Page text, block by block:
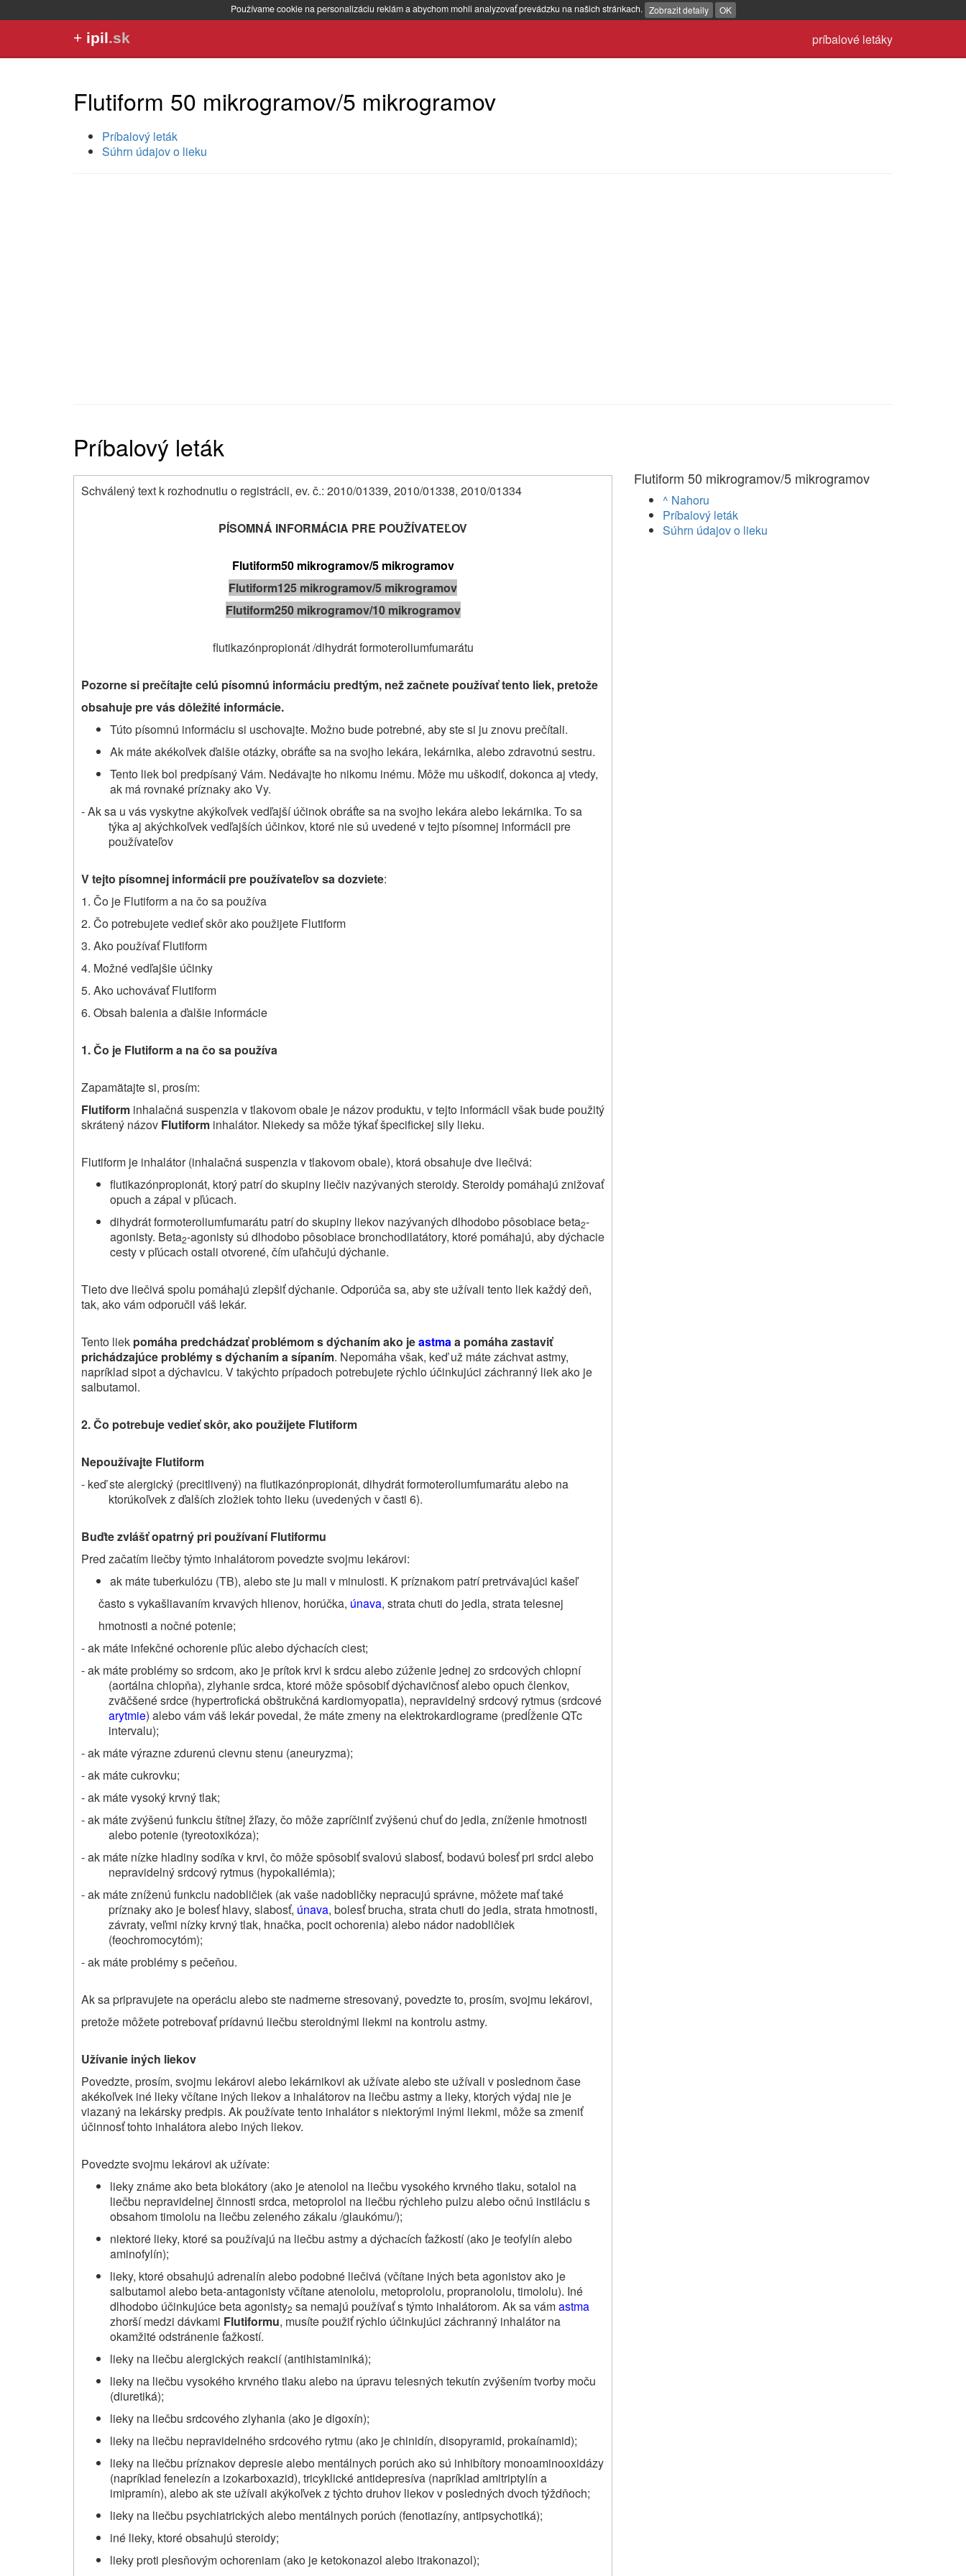
Používame cookie na personalizáciu reklám a abychom mohli analyzovať prevádzku na našich stránkach. Zobrazit detaily OK
príbalové letáky
+ ipil.sk
Flutiform 50 mikrogramov/5 mikrogramov
Príbalový leták
Súhrn údajov o lieku
Príbalový leták
Schválený text k rozhodnutiu o registrácii, ev. č.: 2010/01339, 2010/01338, 2010/01334
PÍSOMNÁ INFORMÁCIA PRE POUŽÍVATEĽOV
Flutiform50 mikrogramov/5 mikrogramov
Flutiform125 mikrogramov/5 mikrogramov
Flutiform250 mikrogramov/10 mikrogramov
flutikazónpropionát /dihydrát formoteroliumfumarátu
Pozorne si prečítajte celú písomnú informáciu predtým, než začnete používať tento liek, pretože
obsahuje pre vás dôležité informácie.
Túto písomnú informáciu si uschovajte. Možno bude potrebné, aby ste si ju znovu prečítali.
Ak máte akékoľvek ďalšie otázky, obráťte sa na svojho lekára, lekárnika, alebozdravotnú sestru.
Tento liek bol predpísaný Vám. Nedávajte ho nikomu inému. Môže mu uškodiť, dokonca aj vtedy,
ak má rovnaké príznaky ako Vy.
- Aksa u vás vyskytneakýkoľvek vedľajší účinokobráťte sa na svojho lekára alebo lekárnika. To sa
týka aj akýchkoľvek vedľajších účinkov, ktoré nie sú uvedené v tejto písomnej informácii pre
používateľov
V tejto písomnej informácii pre používateľov sa dozviete:
1. Čo je Flutiform a na čo sa používa
2. Čo potrebujete vedieť skôrako použijete Flutiform
3. Ako používať Flutiform
4. Možné vedľajšie účinky
5. Ako uchovávať Flutiform
6. Obsah balenia a ďalšie informácie
1.Čo je Flutiforma načo sa používa
Zapamätajte si, prosím:
Flutiform inhalačná suspenzia v tlakovom obale je názov produktu, v tejto informácii však bude použitý
skrátený názov Flutiform inhalátor. Niekedy sa môže týkať špecifickej sily lieku.
Flutiform je inhalátor (inhalačná suspenzia v tlakovom obale), ktorá obsahuje dve liečivá:
flutikazónpropionát, ktorý patrí do skupiny liečiv nazývaných steroidy. Steroidy pomáhajú znižovať
opuch a zápal v pľúcach.
dihydrát formoteroliumfumarátu patrí do skupiny liekov nazývaných dlhodobo pôsobiace beta2-
agonisty. Beta2-agonisty sú dlhodobo pôsobiace bronchodilatátory, ktoré pomáhajú, aby dýchacie
cesty v pľúcach ostali otvorené, čím uľahčujú dýchanie.
Tieto dve liečivá spolu pomáhajú zlepšiť dýchanie. Odporúča sa, aby ste užívali tento liek každý deň,
tak, ako vám odporučil váš lekár.
Tento liek pomáha predchádzať problémom s dýchaním ako jeastmaa pomáha zastaviť
prichádzajúce problémy s dýchaním a sípaním. Nepomáha však, keď už máte záchvat astmy,
napríklad sipot a dýchavicu. V takýchto prípadoch potrebujete rýchlo účinkujúci záchranný liek ako je
salbutamol.
2.Čo potrebuje vedieť skôr, ako použijete Flutiform
Nepoužívajte Flutiform
- keď ste alergický (precitlivený) na flutikazónpropionát, dihydrát formoteroliumfumarátu alebo na
ktorúkoľvek z ďalších zložiektohto lieku (uvedených v časti 6).
Buďte zvlášťopatrný pri používaní Flutiformu
Pred začatím liečby týmto inhalátorom povedzte svojmu lekárovi:
ak máte tuberkulózu (TB), alebo ste ju mali v minulosti. K príznakom patrí pretrvávajúci kašeľ
často s vykašliavaním krvavých hlienov, horúčka, únava, strata chuti do jedla, strata telesnej
hmotnosti a nočné potenie;
- ak máte infekčné ochorenie pľúc alebo dýchacích ciest;
- ak máte problémy so srdcom, ako je prítok krvi k srdcu alebo zúženie jednej zo srdcových chlopní
(aortálna chlopňa), zlyhanie srdca, ktoré môže spôsobiť dýchavičnosť alebo opuch členkov,
zväčšené srdce (hypertrofická obštrukčná kardiomyopatia), nepravidelný srdcový rytmus (srdcové
arytmie) alebo vám váš lekár povedal, že máte zmeny na elektrokardiograme (predĺženie QTc
intervalu);
- ak máte výrazne zdurenú cievnu stenu (aneuryzma);
- ak máte cukrovku;
- ak máte vysoký krvný tlak;
- ak máte zvýšenú funkciu štítnej žľazy, čo môže zapríčiniť zvýšenú chuť do jedla, zníženie hmotnosti
alebo potenie (tyreotoxikóza);
- ak máte nízke hladiny sodíka v krvi, čo môže spôsobiť svalovú slabosť, bodavú bolesť pri srdci alebo
nepravidelný srdcový rytmus (hypokaliémia);
- ak máte zníženú funkciu nadobličiek (ak vaše nadobličky nepracujú správne, môžete mať také
príznaky ako je bolesť hlavy, slabosť, únava, bolesť brucha, strata chuti do jedla, strata hmotnosti,
závraty, veľmi nízky krvný tlak, hnačka, pocit ochorenia) alebo nádor nadobličiek
(feochromocytóm);
- ak máte problémy s pečeňou.
Ak sa pripravujete na operáciu alebo ste nadmerne stresovaný, povedzte to, prosím, svojmu lekárovi,
pretože môžete potrebovať prídavnú liečbu steroidnými liekmi na kontrolu astmy.
Užívanie iných liekov
Povedzte, prosím, svojmu lekárovi alebo lekárnikovi ak užívate alebo ste užívali v poslednom čase
akékoľvek iné lieky včítane iných liekov a inhalátorov na liečbu astmy a lieky, ktorých výdaj nie je
viazaný na lekársky predpis. Ak používate tento inhalátor s niektorými inými liekmi, môže sa zmeniť
účinnosť tohto inhalátora alebo iných liekov.
Povedzte svojmu lekárovi ak užívate:
lieky známe ako beta blokátory (ako je atenolol na liečbu vysokého krvného tlaku, sotalol na
liečbu nepravidelnej činnosti srdca, metoprolol na liečbu rýchleho pulzu alebo očnú instiláciu s
obsahom timololu na liečbu zeleného zákalu /glaukómu/);
niektoré lieky, ktoré sa používajú na liečbu astmy a dýchacích ťažkostí (ako je teofylín alebo
aminofylín);
lieky, ktoré obsahujú adrenalín alebo podobné liečivá (včítane iných beta agonistov ako je
salbutamol alebo beta-antagonisty včítane atenololu, metoprololu, propranololu, timololu). Iné
dlhodobo účinkujúce beta agonisty2 sa nemajú používať s týmto inhalátorom. Ak sa vámastma
zhorší medzi dávkami Flutiformu, musíte použiť rýchlo účinkujúci záchranný inhalátor na
okamžité odstránenie ťažkostí.
lieky na liečbu alergických reakcií (antihistaminiká);
lieky na liečbu vysokého krvného tlaku alebo na úpravu telesných tekutín zvýšením tvorby moču
(diuretiká);
lieky na liečbu srdcového zlyhania (ako je digoxín);
lieky na liečbu nepravidelného srdcového rytmu (ako je chinidín, disopyramid, prokaínamid);
lieky na liečbu príznakov depresie alebo mentálnych porúch ako sú inhibítory monoaminooxidázy
(napríklad fenelezín a izokarboxazid), tricyklické antidepresíva (napríklad amitriptylín a
imipramín), alebo ak ste užívali akýkoľvekz týchto druhov liekov v posledných dvoch týždňoch;
lieky na liečbu psychiatrických alebo mentálnych porúch (fenotiazíny, antipsychotiká);
iné lieky, ktoré obsahujú steroidy;
lieky proti plesňovým ochoreniam (ako je ketokonazol alebo itrakonazol);
Flutiform 50 mikrogramov/5 mikrogramov
^ Nahoru
Príbalový leták
Súhrn údajov o lieku